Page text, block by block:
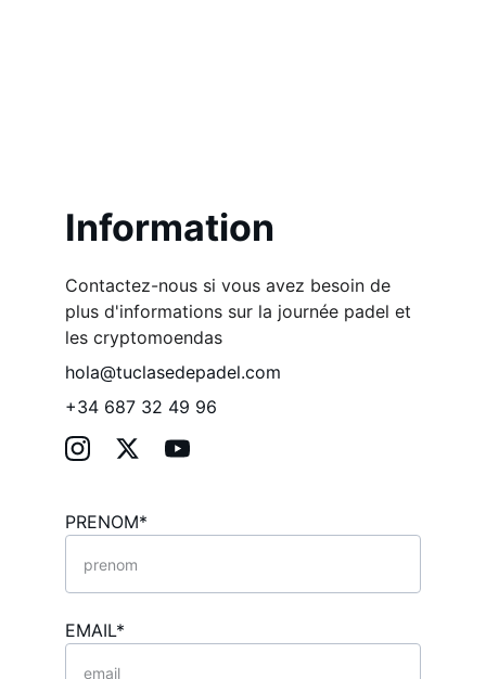
PRENOM*
EMAIL*
Information
Contactez-nous si vous avez besoin de
plus d'informations sur la journée padel et
les cryptomoendas
hola@tuclasedepadel.com
+34 687 32 49 96